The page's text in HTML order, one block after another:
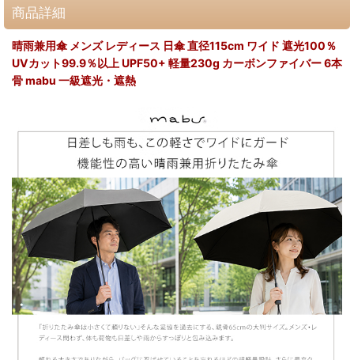
商品詳細
晴雨兼用傘 メンズ レディース 日傘 直径115cm ワイド 遮光100％
UVカット99.9％以上 UPF50+ 軽量230g カーボンファイバー 6本
骨 mabu 一級遮光・遮熱